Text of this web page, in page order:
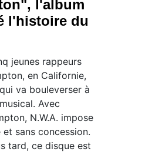
l'album
l'histoire du
jeunes rappeurs
en Californie,
va bouleverser à
Avec
N.W.A. impose
sans concession.
tard, ce disque est